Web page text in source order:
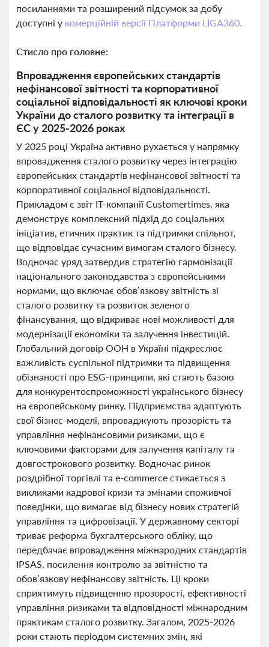
посиланнями та розширений підсумок за добу
доступні у комерційній версії Платформи LIGA360.
Стисло про головне:
Впровадження європейських стандартів
нефінансової звітності та корпоративної
соціальної відповідальності як ключові кроки
України до сталого розвитку та інтеграції в
ЄС у 2025-2026 роках
У 2025 році Україна активно рухається у напрямку
впровадження сталого розвитку через інтеграцію
європейських стандартів нефінансової звітності та
корпоративної соціальної відповідальності.
Прикладом є звіт ІТ-компанії Customertimes, яка
демонструє комплексний підхід до соціальних
ініціатив, етичних практик та підтримки спільнот,
що відповідає сучасним вимогам сталого бізнесу.
Водночас уряд затвердив стратегію гармонізації
національного законодавства з європейськими
нормами, що включає обов’язкову звітність зі
сталого розвитку та розвиток зеленого
фінансування, що відкриває нові можливості для
модернізації економіки та залучення інвестицій.
Глобальний договір ООН в Україні підкреслює
важливість суспільної підтримки та підвищення
обізнаності про ESG-принципи, які стають базою
для конкурентоспроможності українського бізнесу
на європейському ринку. Підприємства адаптують
свої бізнес-моделі, впроваджують прозорість та
управління нефінансовими ризиками, що є
ключовими факторами для залучення капіталу та
довгострокового розвитку. Водночас ринок
роздрібної торгівлі та e-commerce стикається з
викликами кадрової кризи та змінами споживчої
поведінки, що вимагає від бізнесу нових стратегій
управління та цифровізації. У державному секторі
триває реформа бухгалтерського обліку, що
передбачає впровадження міжнародних стандартів
IPSAS, посилення контролю за звітністю та
обов’язкову нефінансову звітність. Ці кроки
сприятимуть підвищенню прозорості, ефективності
управління ризиками та відповідності міжнародним
практикам сталого розвитку. Загалом, 2025-2026
роки стають періодом системних змін, які